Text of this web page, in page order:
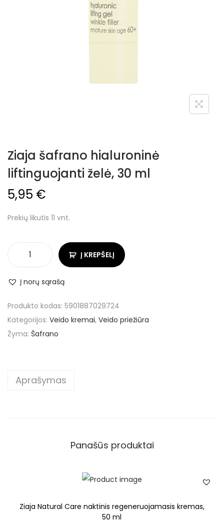
Ziaja šafrano hialuroninė
liftinguojanti želė, 30 ml
5,95 €
Prekių likutis 11 vnt.
Į KREPŠELĮ
Į norų sąrašą
Produkto kodas: 5901887029724
Kategorijos: Veido kremai, Veido priežiūra
Žyma: Šafrano
Aprašymas
Panašūs produktai
Ziaja Natural Care naktinis regeneruojamasis kremas,
50 ml